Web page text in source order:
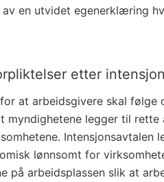
en utvidet egenerklæring
etter
at arbeidsgivere skal følge
myndighetene legger til rette
Intensjonsavtalen
lønnsomt for
på arbeidsplassen slik at